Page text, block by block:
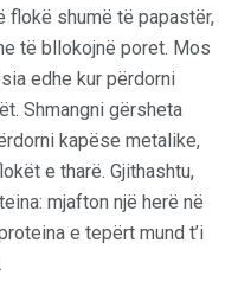
flokë shumë të papastër,
të bllokojnë poret. Mos
edhe kur përdorni
Shmangni gërsheta
kapëse metalike,
e tharë. Gjithashtu,
mjafton një herë në
e tepërt mund t’i